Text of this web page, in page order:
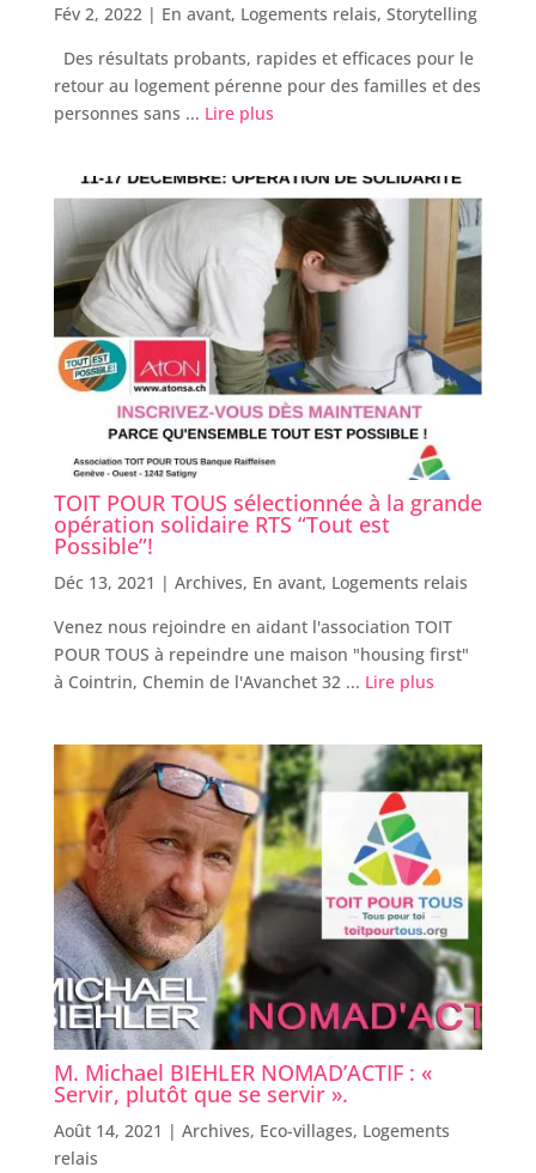
Fév 2, 2022 | En avant, Logements relais, Storytelling
Des résultats probants, rapides et efficaces pour le
retour au logement pérenne pour des familles et des
personnes sans ... Lire plus
TOIT POUR TOUS sélectionnée à la grande
opération solidaire RTS “Tout est
Possible”!
Déc 13, 2021 | Archives, En avant, Logements relais
Venez nous rejoindre en aidant l'association TOIT
POUR TOUS à repeindre une maison "housing first"
à Cointrin, Chemin de l'Avanchet 32 ... Lire plus
M. Michael BIEHLER NOMAD’ACTIF : «
Servir, plutôt que se servir ».
Août 14, 2021 | Archives, Eco-villages, Logements
relais